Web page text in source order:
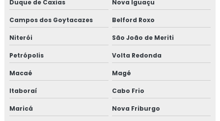
INDUSTRIAIS
MANUTENÇÃO MECÂNICA INDUSTRIAL
SERVIÇOS DE MANUTENÇÃO INDUSTRIAL
TÉCNICO DE MANUTENÇÃO INDUSTRIAL
CURSO MANUTENÇÃO INDUSTRIAL
MONTAGEM DE TUBULAÇÃO
MONTAGEM DE TUBULAÇÃO INDUSTRIAL
Duque de Caxias Nova Iguaçu
Campos dos Goytacazes Belford Roxo
Niterói São João de Meriti
Petrópolis Volta Redonda
Macaé Magé
Itaboraí Cabo Frio
Maricá Nova Friburgo